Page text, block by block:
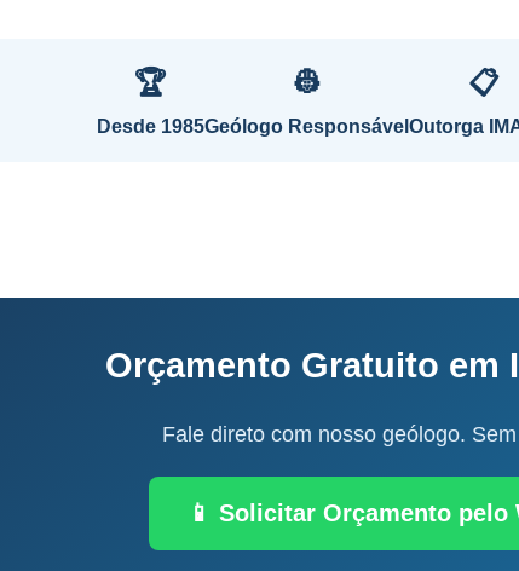
🏆
Desde 1985
👷
Geólogo Responsável
📋
Outorga
Orçamento Gratuito em
Fale direto com nosso geólogo.
📱 Solicitar Orçamento pelo